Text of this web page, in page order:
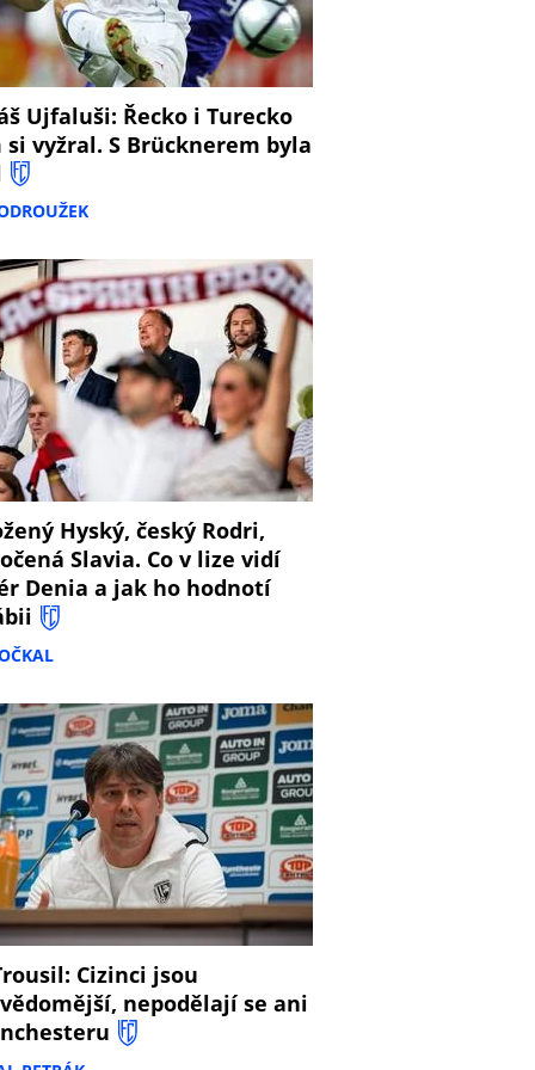
Ujfaluši: Řecko i Turecko
si vyžral. S Brücknerem byla
Hyský, český Rodri,
Slavia. Co v lize vidí
Denia a jak ho hodnotí
Cizinci jsou
nepodělají se ani